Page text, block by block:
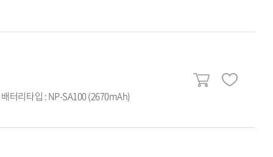
배터리타입 : NP-SA100 (2670mAh)